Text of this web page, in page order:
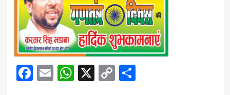
Facebook
EmailWhatsApp
X CopyShare